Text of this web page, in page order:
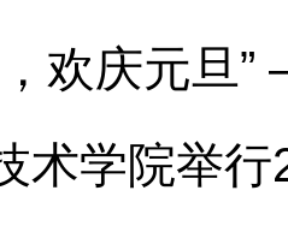
，欢庆元旦
术学院举